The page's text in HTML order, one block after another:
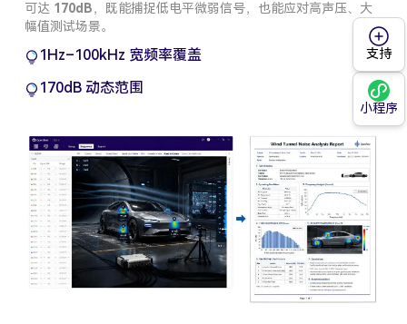
可达 170dB，既能捕捉低电平微弱信号，也能应对高声压、大
幅值测试场景。
1Hz–100kHz 宽频率覆盖
170dB 动态范围
支持
小程序